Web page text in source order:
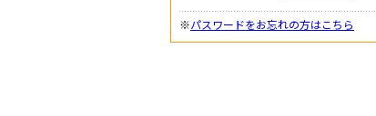
※パスワードをお忘れの方はこちら